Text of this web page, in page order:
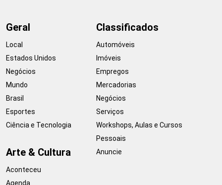
Geral
Local
Estados Unidos
Negócios
Mundo
Brasil
Esportes
Ciência e Tecnologia
Arte & Cultura
Aconteceu
Agenda
Classificados
Automóveis
Imóveis
Empregos
Mercadorias
Negócios
Serviços
Workshops, Aulas e Cursos
Pessoais
Anuncie